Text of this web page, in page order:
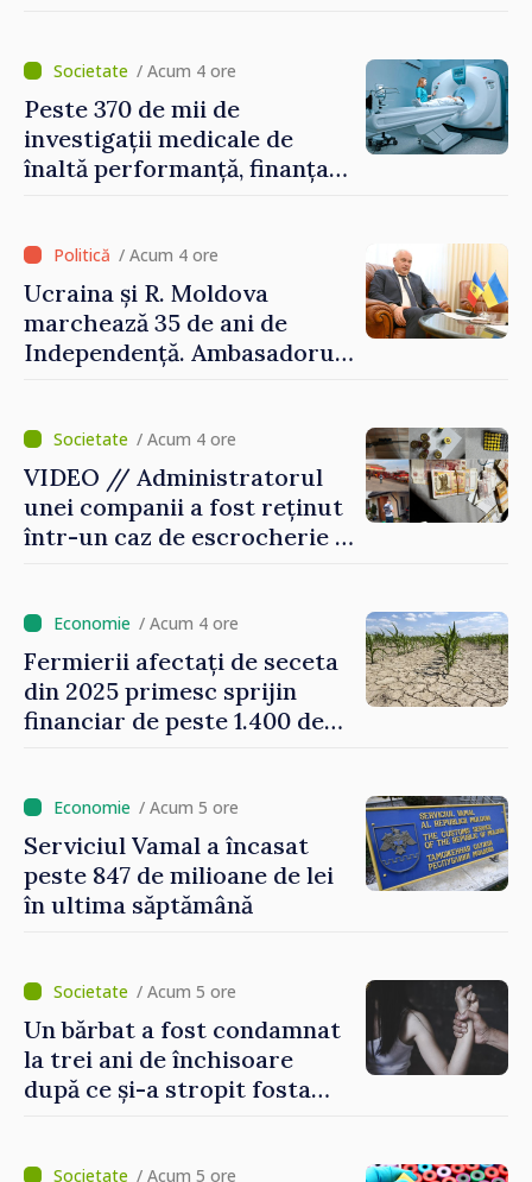
poartă întreaga vină pentru
pericolul adus la casele
oamenilor noștri”
/ Acum 4 ore
Peste 370 de mii de
investigații medicale de
înaltă performanță, finanțate
/ Acum 4 ore
Ucraina și R. Moldova
marchează 35 de ani de
Independență. Ambasadorul
suntem rezistenți și știm să
ne punctăm prioritățile
pentru viitor”
/ Acum 4 ore
VIDEO // Administratorul
unei companii a fost reținut
într-un caz de escrocherie și
domeniul agricol
/ Acum 4 ore
Fermierii afectați de seceta
din 2025 primesc sprijin
financiar de peste 1.400 de
/ Acum 5 ore
Serviciul Vamal a încasat
peste 847 de milioane de lei
în ultima săptămână
/ Acum 5 ore
Un bărbat a fost condamnat
la trei ani de închisoare
după ce și-a stropit fosta
/ Acum 5 ore